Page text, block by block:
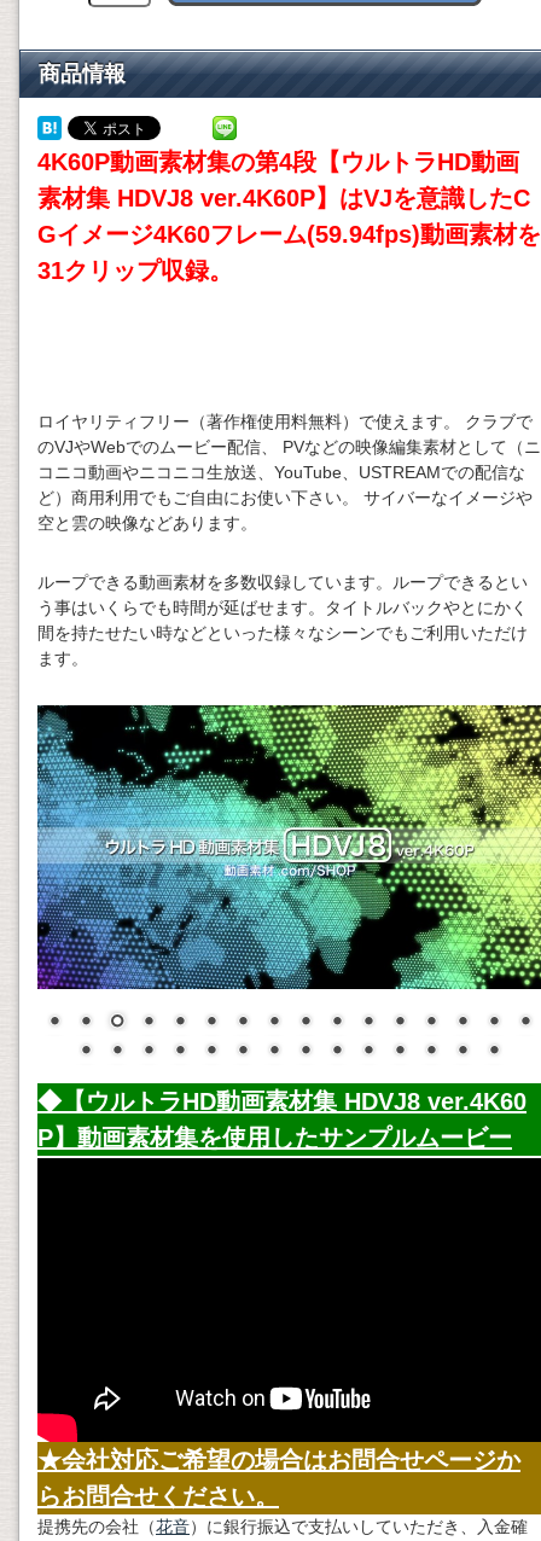
商品情報
4K60P動画素材集の第4段【ウルトラHD動画
素材集 HDVJ8 ver.4K60P】はVJを意識したC
Gイメージ4K60フレーム(59.94fps)動画素材を
31クリップ収録。
ロイヤリティフリー（著作権使用料無料）で使えます。 クラブで
のVJやWebでのムービー配信、 PVなどの映像編集素材として（ニ
コニコ動画やニコニコ生放送、YouTube、USTREAMでの配信な
ど）商用利用でもご自由にお使い下さい。 サイバーなイメージや
空と雲の映像などあります。
ループできる動画素材を多数収録しています。ループできるとい
う事はいくらでも時間が延ばせます。タイトルバックやとにかく
間を持たせたい時などといった様々なシーンでもご利用いただけ
ます。
◆【ウルトラHD動画素材集 HDVJ8 ver.4K60
P】 動画素材集を使用したサンプルムービー
★会社対応ご希望の場合はお問合せページか
らお問合せください。
提携先の会社（花音）に銀行振込で支払いしていただき、入金確